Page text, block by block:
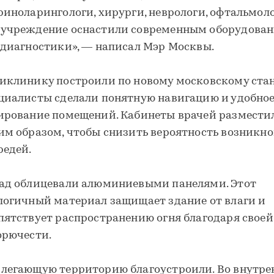
хирурги, неврологи,
оснастили современным
— написал Мэр Москвы.
построили по новому московскому
сделали понятную навигацию и
помещений. Кабинеты врачей
образом, чтобы снизить вероятность
облицевали алюминиевыми панелями. Этот
материал защищает здание от влаги и
распространению огня благодаря своей
территорию благоустроили. Во